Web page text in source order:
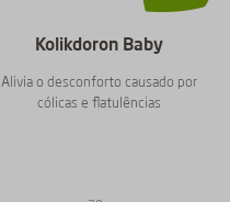
Kolikdoron Baby
Alivia o desconforto causado por
cólicas e flatulências